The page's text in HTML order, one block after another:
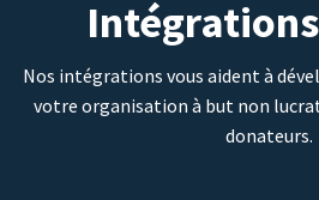
Nos intégrations vous aident à
votre organisation à but non
donateurs.